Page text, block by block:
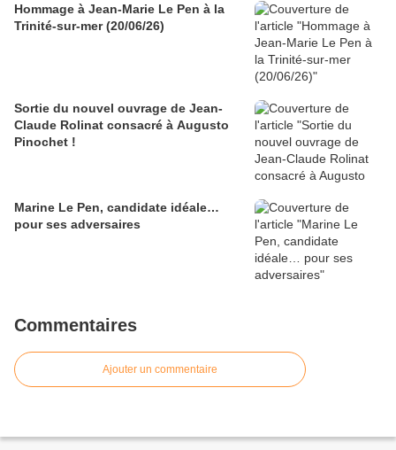
Hommage à Jean-Marie Le Pen à la
Trinité-sur-mer (20/06/26)
Sortie du nouvel ouvrage de Jean-
Claude Rolinat consacré à Augusto
Pinochet !
Marine Le Pen, candidate idéale…
pour ses adversaires
Commentaires
Ajouter un commentaire